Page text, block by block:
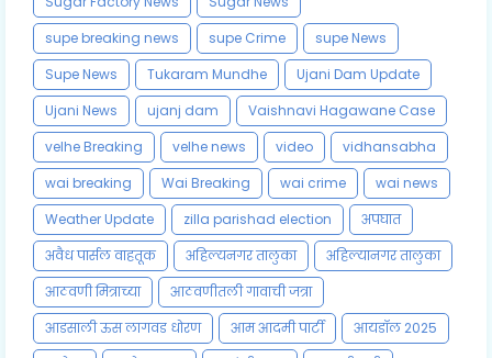
supe breaking news
supe Crime
supe News
Supe News
Tukaram Mundhe
Ujani Dam Update
Ujani News
ujanj dam
Vaishnavi Hagawane Case
velhe Breaking
velhe news video
vidhansabha
wai breaking
Wai Breaking wai crime
wai news
Weather Update
zilla parishad election
अपघात
अवैध पार्सल वाहतूक
अहिल्यनगर तालुका
अहिल्यानगर तालुका
आठवणी मित्राच्या
आठवणीतली गावाची जत्रा
आडसाली ऊस लागवड धोरण
आम आदमी पार्टी
आयडॉल 2025